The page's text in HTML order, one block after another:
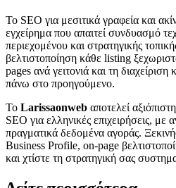
Το SEO για μεσιτικά γραφεία και
εγχείρημα που απαιτεί συνδυασμό
περιεχομένου και στρατηγικής
βελτιστοποίηση κάθε listing
pages ανά γειτονιά και τη
πάνω στο προηγούμενο.
Το Larissaonweb αποτελεί
SEO για ελληνικές επιχειρήσεις, με
πραγματικά δεδομένα αγοράς.
Business Profile, on-page
και χτίστε τη στρατηγική σας